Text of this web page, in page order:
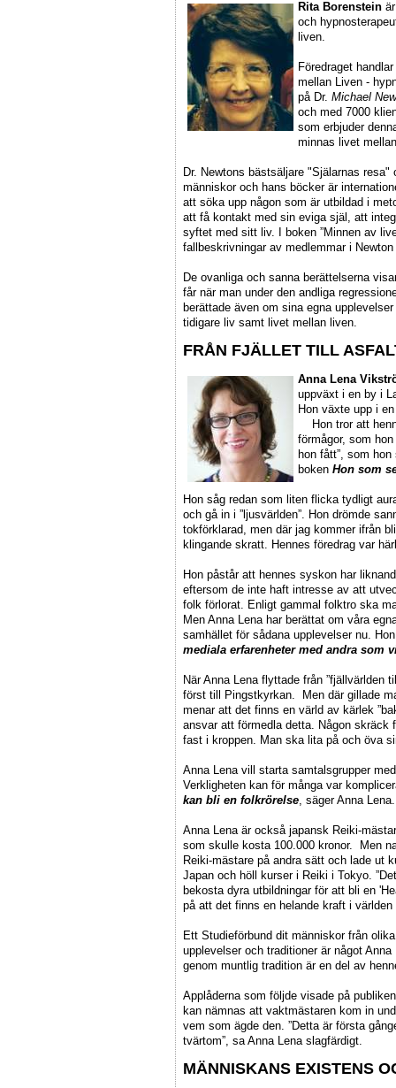
Rita Borenstein
och
liven.
Föredraget
mellan Liven -
på Dr. Michael
och med 7000
som erbjuder
minnas livet
Dr. Newtons bästsäljare "Själarnas
människor och hans böcker är
att söka upp någon som är utbildad i
att få kontakt med sin eviga själ, att
syftet med sitt liv. I boken ”Minnen av
fallbeskrivningar av medlemmar i
De ovanliga och sanna berättelserna
får när man under den andliga
berättade även om sina egna
tidigare liv samt livet mellan liven.
FRÅN FJÄLLET TILL
Anna Lena
uppväxt i en by i
Hon växte upp i
Hon tror att
förmågor, som
hon fått”, som
boken Hon som
Hon såg redan som liten flicka tydligt
och gå in i ”ljusvärlden”. Hon drömde
tokförklarad, men där jag kommer ifrån
klingande skratt. Hennes föredrag var
Hon påstår att hennes syskon har
eftersom de inte haft intresse av att
folk förlorat. Enligt gammal folktro ska
Men Anna Lena har berättat om våra
samhället för sådana upplevelser nu.
mediala erfarenheter med andra som
När Anna Lena flyttade från
först till Pingstkyrkan. Men där gillade
menar att det finns en värld av kärlek
ansvar att förmedla detta. Någon skräck
fast i kroppen. Man ska lita på och öva
Anna Lena vill starta samtalsgrupper
Verkligheten kan för många var
kan bli en folkrörelse , säger Anna Lena.
Anna Lena är också japansk Reiki-
som skulle kosta 100.000 kronor. Men
Reiki-mästare på andra sätt och lade ut
Japan och höll kurser i Reiki i Tokyo.
bekosta dyra utbildningar för att bli en
på att det finns en helande kraft i
Ett Studieförbund dit människor från
upplevelser och traditioner är något
genom muntlig tradition är en del av
Applåderna som följde visade på
kan nämnas att vaktmästaren kom in
vem som ägde den. ”Detta är första
tvärtom”, sa Anna Lena slagfärdigt.
MÄNNISKANS EXISTENS